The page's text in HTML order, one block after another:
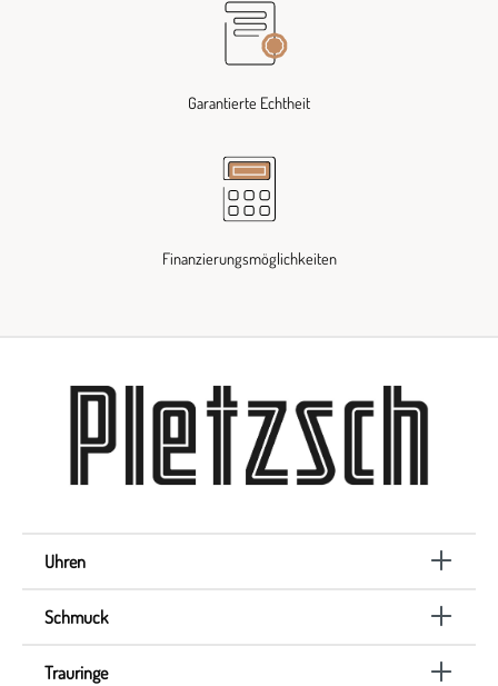
Garantierte Echtheit
Finanzierungsmöglichkeiten
Uhren
Schmuck
Trauringe